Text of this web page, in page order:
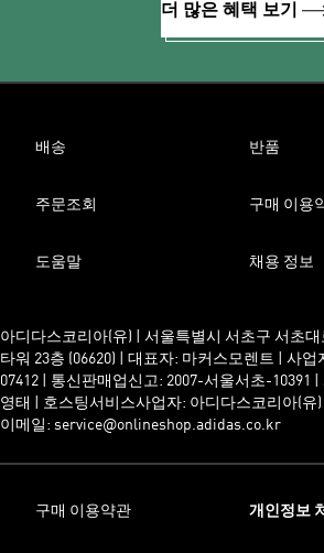
더 많은 혜택 보기
배송 반품
주문조회 구매 이용
도움말 채용 정보
아디다스코리아(유) | 서울특별시 서초구 서초대
타워 23층 (06620) | 대표자: 마커스모렌트 | 사업
07412 | 통신판매업신고: 2007-서울서초-10391
영태 | 호스팅서비스사업자: 아디다스코리아(유)
이메일: service@onlineshop.adidas.co.kr
구매 이용약관 개인정보